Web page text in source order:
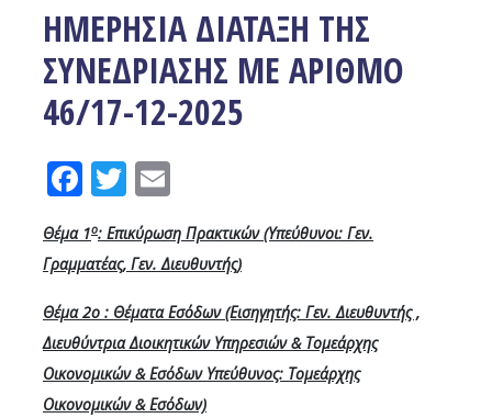
ΗΜΕΡΗΣΙΑ ΔΙΑΤΑΞΗ ΤΗΣ
ΣΥΝΕΔΡΙΑΣΗΣ ΜΕ ΑΡΙΘΜΟ
46/17-12-2025
Facebook
Twitter
Θέμα 1ο: Επικύρωση Πρακτικών (Υπεύθυνοι: Γεν.
Γραμματέας, Γεν. Διευθυντής)
Θέμα 2ο : Θέματα Εσόδων (Εισηγητής: Γεν. Διευθυντής ,
Διευθύντρια Διοικητικών Υπηρεσιών & Τομεάρχης
Οικονομικών & Εσόδων Υπεύθυνος: Τομεάρχης
Οικονομικών & Εσόδων)